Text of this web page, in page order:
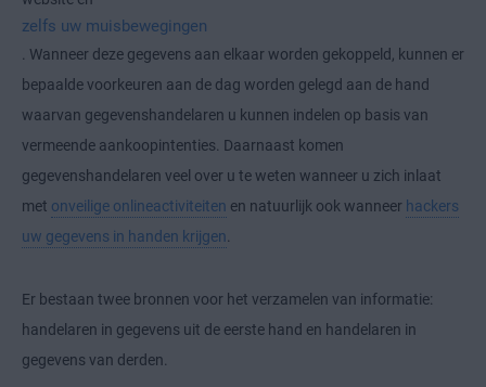
zelfs uw muisbewegingen
. Wanneer deze gegevens aan elkaar worden gekoppeld, kunnen er
bepaalde voorkeuren aan de dag worden gelegd aan de hand
waarvan gegevenshandelaren u kunnen indelen op basis van
vermeende aankoopintenties. Daarnaast komen
gegevenshandelaren veel over u te weten wanneer u zich inlaat
met onveilige onlineactiviteiten en natuurlijk ook wanneer hackers
uw gegevens in handen krijgen.
Er bestaan twee bronnen voor het verzamelen van informatie:
handelaren in gegevens uit de eerste hand en handelaren in
gegevens van derden.